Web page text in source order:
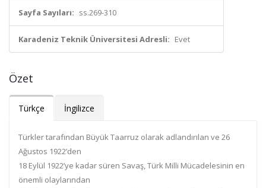
Sayfa Sayıları: ss.269-310
Karadeniz Teknik Üniversitesi Adresli: Evet
Özet
Türkçe İngilizce
Türkler tarafından Büyük Taarruz olarak adlandırılan ve 26
Ağustos 1922’den
18 Eylül 1922’ye kadar süren Savaş, Türk Milli Mücadelesinin en
önemli olaylarından